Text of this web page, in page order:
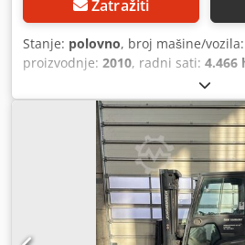
Zatražiti
Stanje: polovno, broj mašine/vozila:
proizvodnje: 2010, radni sati: 4.466
, vrsta
triplex, građevinska visina:2.250
hidraulička funkcija, 5159699
Serijski broj: FN402618 Moguć
Dostupna je međunarodna